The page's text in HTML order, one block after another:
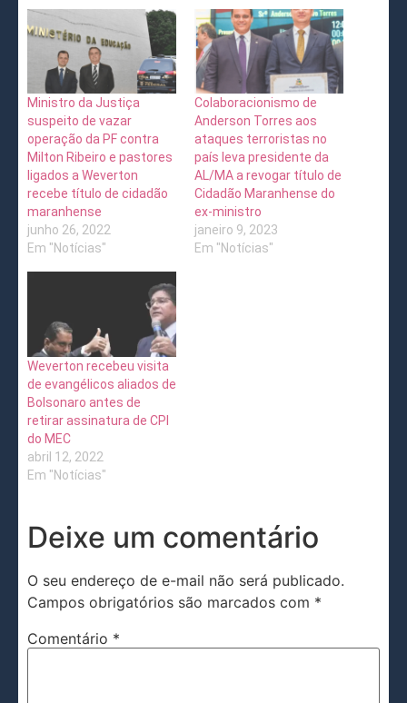
Ministro da Justiça
suspeito de vazar
operação da PF contra
Milton Ribeiro e pastores
ligados a Weverton
recebe título de cidadão
maranhense
junho 26, 2022
Em "Notícias"
Colaboracionismo de
Anderson Torres aos
ataques terroristas no
país leva presidente da
AL/MA a revogar título de
Cidadão Maranhense do
ex-ministro
janeiro 9, 2023
Em "Notícias"
Weverton recebeu visita
de evangélicos aliados de
Bolsonaro antes de
retirar assinatura de CPI
do MEC
abril 12, 2022
Em "Notícias"
Deixe um comentário
O seu endereço de e-mail não será publicado.
Campos obrigatórios são marcados com *
Comentário *